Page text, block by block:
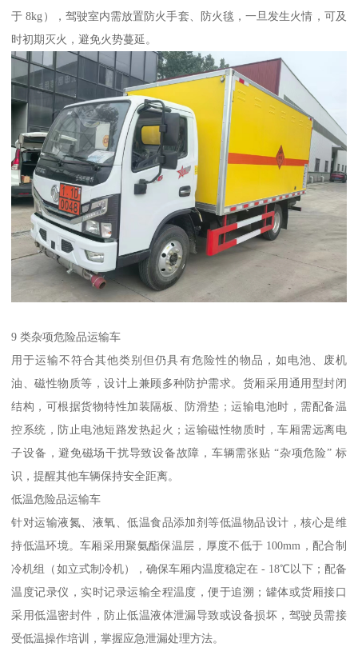
于 8kg），驾驶室内需放置防火手套、防火毯，一旦发生火情，可及
时初期灭火，避免火势蔓延。​
9 类杂项危险品运输车​
用于运输不符合其他类别但仍具有危险性的物品，如电池、废机
油、磁性物质等，设计上兼顾多种防护需求。货厢采用通用型封闭
结构，可根据货物特性加装隔板、防滑垫；运输电池时，需配备温
控系统，防止电池短路发热起火；运输磁性物质时，车厢需远离电
子设备，避免磁场干扰导致设备故障，车辆需张贴 “杂项危险” 标
识，提醒其他车辆保持安全距离。​
低温危险品运输车​
针对运输液氮、液氧、低温食品添加剂等低温物品设计，核心是维
持低温环境。车厢采用聚氨酯保温层，厚度不低于 100mm，配合制
冷机组（如立式制冷机），确保车厢内温度稳定在 - 18℃以下；配备
温度记录仪，实时记录运输全程温度，便于追溯；罐体或货厢接口
采用低温密封件，防止低温液体泄漏导致或设备损坏，驾驶员需接
受低温操作培训，掌握应急泄漏处理方法。​